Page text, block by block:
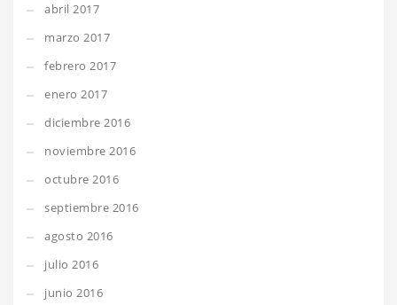
abril 2017
marzo 2017
febrero 2017
enero 2017
diciembre 2016
noviembre 2016
octubre 2016
septiembre 2016
agosto 2016
julio 2016
junio 2016